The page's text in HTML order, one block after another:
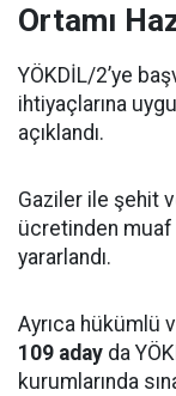
Ortamı
YÖKDİL/2’ye
ihtiyaçlarına
açıklandı.
Gaziler ile şehit
ücretinden
yararlandı.
Ayrıca hükümlü
109 aday da
kurumlarında